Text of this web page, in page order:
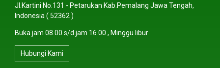
Jl.Kartini No.131 - Petarukan Kab.Pemalang Jawa Tengah,
Indonesia ( 52362 )
Buka jam 08.00 s/d jam 16.00 , Minggu libur
Hubungi Kami